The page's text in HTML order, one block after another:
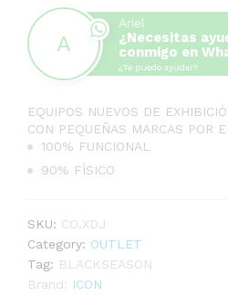
Ariel
¿Necesitas
conmigo en
¿Te puedo ayudar?
EQUIPOS NUEVOS DE
CON PEQUEÑAS MARCAS POR
100% FUNCIONAL
90% FÌSICO
SKU: CO.XDJ
Category: OUTLET
Tag: BLACKSEASON
Brand: ICON